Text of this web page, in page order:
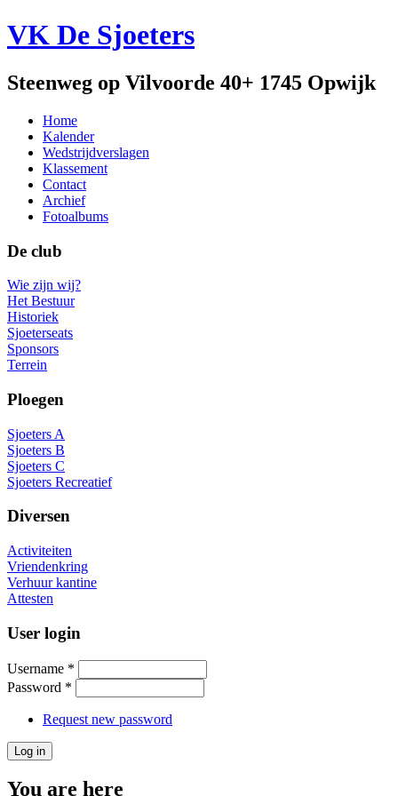
VK De Sjoeters
Steenweg op Vilvoorde 40+ 1745 Opwijk
Home
Kalender
Wedstrijdverslagen
Klassement
Contact
Archief
Fotoalbums
De club
Wie zijn wij?
Het Bestuur
Historiek
Sjoeterseats
Sponsors
Terrein
Ploegen
Sjoeters A
Sjoeters B
Sjoeters C
Sjoeters Recreatief
Diversen
Activiteiten
Vriendenkring
Verhuur kantine
Attesten
User login
Username *
Password *
Request new password
You are here